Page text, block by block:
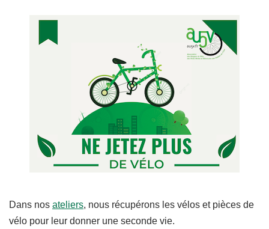
Dans nos ateliers, nous récupérons les vélos et pièces de
vélo pour leur donner une seconde vie.